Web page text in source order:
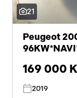
21
Peugeot
169 000
2019